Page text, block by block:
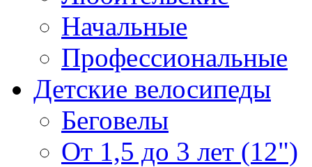
Начальные
Профессиональные
Детские велосипеды
Беговелы
От 1,5 до 3 лет (12")